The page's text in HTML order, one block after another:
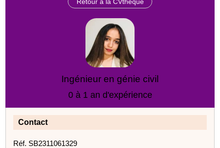
Ingénieur en génie civil
0 à 1 an d'expérience
Contact
Réf. SB2311061329